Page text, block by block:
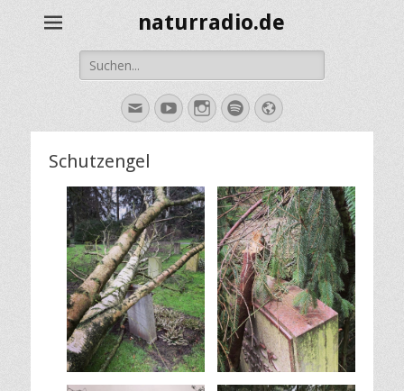
naturradio.de
Suche
nach:
E-
Mail
YouTubeInstagram
SpotifyWebsite
Schutzengel